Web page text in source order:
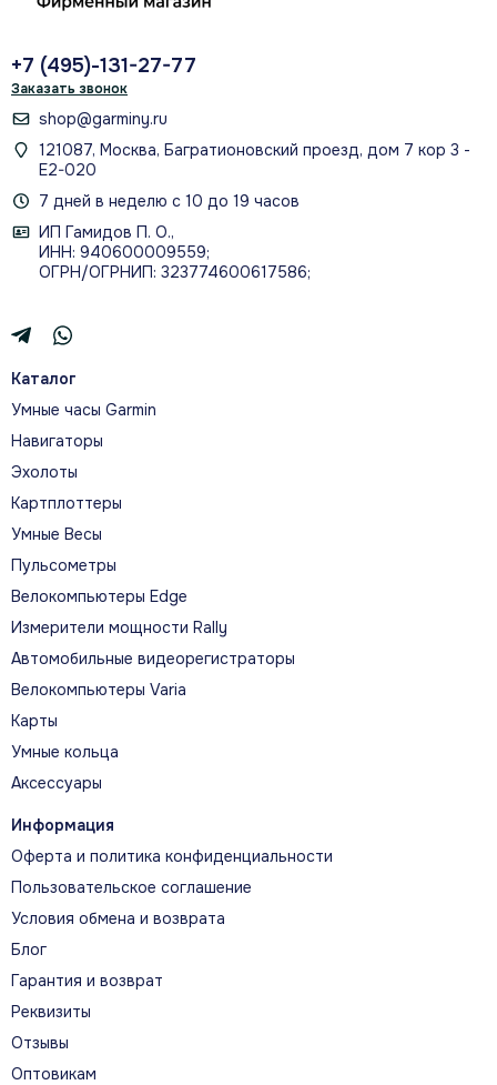
+7 (495)-131-27-77
Заказать звонок
shop@garminy.ru
121087, Москва, Багратионовский проезд, дом 7 кор 3 -
Е2-020
7 дней в неделю с 10 до 19 часов
ИП Гамидов П. О.,
ИНН: 940600009559;
ОГРН/ОГРНИП: 323774600617586;
Каталог
Умные часы Garmin
Навигаторы
Эхолоты
Картплоттеры
Умные Весы
Пульсометры
Велокомпьютеры Edge
Измерители мощности Rally
Автомобильные видеорегистраторы
Велокомпьютеры Varia
Карты
Умные кольца
Аксессуары
Информация
Оферта и политика конфиденциальности
Пользовательское соглашение
Условия обмена и возврата
Блог
Гарантия и возврат
Реквизиты
Отзывы
Оптовикам